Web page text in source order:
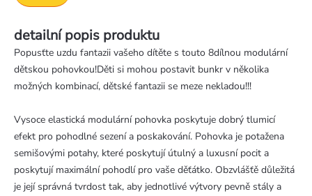
detailní popis produktu
Popusťte uzdu fantazii vašeho dítěte s touto 8dílnou modulární
dětskou pohovkou!Děti si mohou postavit bunkr v několika
možných kombinací, dětské fantazii se meze nekladou!!!
Vysoce elastická modulární pohovka poskytuje dobrý tlumicí
efekt pro pohodlné sezení a poskakování. Pohovka je potažena
semišovými potahy, které poskytují útulný a luxusní pocit a
poskytují maximální pohodlí pro vaše děťátko. Obzvlášťě důležitá
je její správná tvrdost tak, aby jednotlivé výtvory pevně stály a